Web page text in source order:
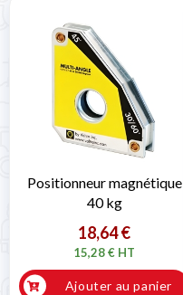
Positionneur magnétique
40 kg
18,64 €
15,28 € HT
Ajouter au panier